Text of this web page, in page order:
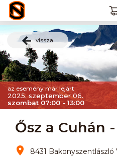
vissza
az esemény már lejárt
2025. szeptember 06.
szombat 07:00 - 13:00
Ősz a Cuhán
8431 Bakonyszentlászló